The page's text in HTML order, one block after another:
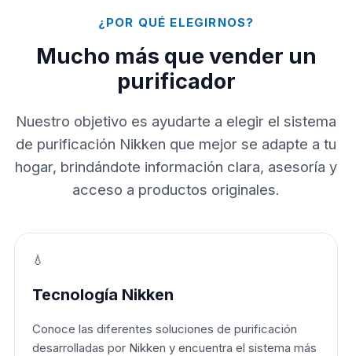
¿POR QUÉ ELEGIRNOS?
Mucho más que vender un
purificador
Nuestro objetivo es ayudarte a elegir el sistema
de purificación Nikken que mejor se adapte a tu
hogar, brindándote información clara, asesoría y
acceso a productos originales.
💧
Tecnología Nikken
Conoce las diferentes soluciones de purificación
desarrolladas por Nikken y encuentra el sistema más